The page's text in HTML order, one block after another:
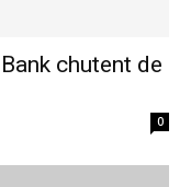
chutent de
0